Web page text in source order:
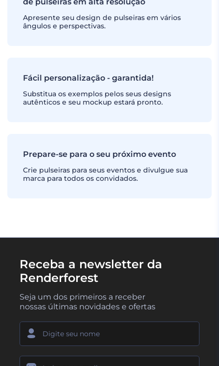
Apresente seu design de pulseiras em vários
ângulos e perspectivas.
Fácil personalização - garantida!
Substitua os exemplos pelos seus designs
autênticos e seu mockup estará pronto.
Prepare-se para o seu próximo evento
Crie pulseiras para seus eventos e divulgue sua
marca para todos os convidados.
Receba a newsletter da
Renderforest
Seja um dos primeiros a receber
nossas últimas novidades e ofertas